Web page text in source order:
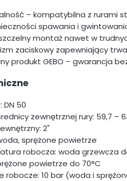
– kompatybilna z rurami
spawania i
montaż nawet w
zaciskowy zapewniający
produkt GEBO – gwarancja
DN 50
zewnętrznej rury: 59,7 –
2"
sprężone powietrze
robocza: woda grzewcza
powietrze do 70°C
robocze: 10 bar (woda i